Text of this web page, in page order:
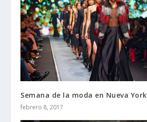
Semana de la moda en Nueva York
febrero 8, 2017